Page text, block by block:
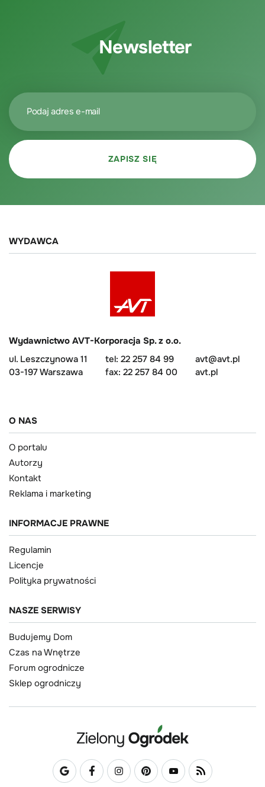
Newsletter
WYDAWCA
Wydawnictwo AVT-Korporacja Sp. z o.o.
ul. Leszczynowa 11
03-197 Warszawa
tel: 22 257 84 99
fax: 22 257 84 00
avt@avt.pl
avt.pl
O NAS
O portalu
Autorzy
Kontakt
Reklama i marketing
INFORMACJE PRAWNE
Regulamin
Licencje
Polityka prywatności
NASZE SERWISY
Budujemy Dom
Czas na Wnętrze
Forum ogrodnicze
Sklep ogrodniczy